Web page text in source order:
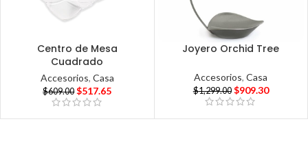
Centro de Mesa
Cuadrado
Accesorios, Casa
$609.00 $517.65
Joyero Orchid Tree
Accesorios,Casa
$1,299.00 $909.30